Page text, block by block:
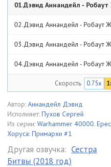
Владыка Ультрамара
01.Дэвид Аннандейл -
Ультрамара
02.Дэвид Аннандейл - Робаут
03.Дэвид Аннандейл - Робаут
04.Дэвид Аннандейл - Робаут
05.Дэвид Аннандейл - Робаут
06.Дэвид Аннандейл - Робаут
07.Дэвид Аннандейл - Робаут
08.Дэвид Аннандейл - Робаут
09.Дэвид Аннандейл - Робаут
Скорость 0.75x
Автор: Аннандейл Дэвид
Исполняет: Пухов Сергей
Из серии: Warhammer 40000.
Хоруса: Примархи #1
Другая озвучка: Сестра
Битвы (2018 год)